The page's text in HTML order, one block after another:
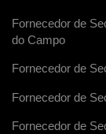
Fornecedor de
do Campo
Fornecedor de
Fornecedor de
Fornecedor de